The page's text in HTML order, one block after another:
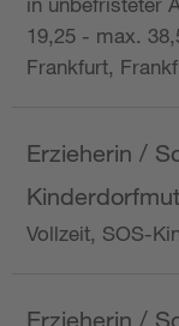
19,25 - max.
Frankfurt,
Erzieherin /
Vollzeit, SOS-
Erzieherin /